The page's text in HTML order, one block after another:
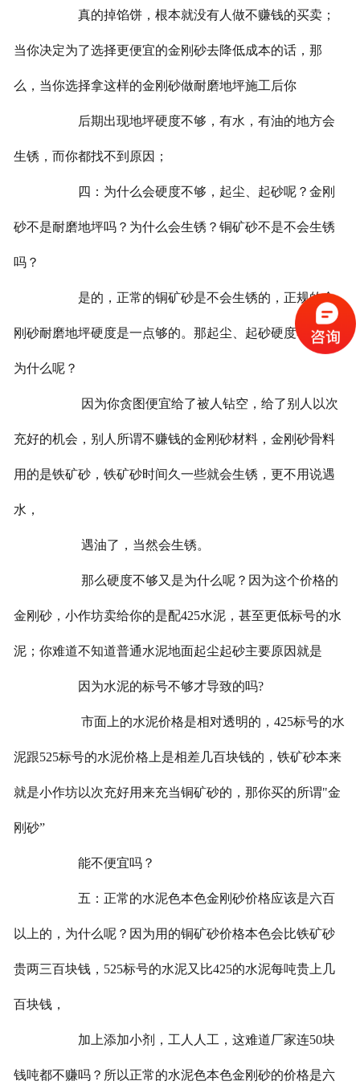
真的掉馅饼，根本就没有人做不赚钱的买卖；
当你决定为了选择更便宜的金刚砂去降低成本的话，那
么，当你选择拿这样的金刚砂做耐磨地坪施工后你
后期出现地坪硬度不够，有水，有油的地方会
生锈，而你都找不到原因；
四：为什么会硬度不够，起尘、起砂呢？金刚
砂不是耐磨地坪吗？为什么会生锈？铜矿砂不是不会生锈
吗？
是的，正常的铜矿砂是不会生锈的，正规的金
刚砂耐磨地坪硬度是一点够的。那起尘、起砂硬度不够是
为什么呢？
因为你贪图便宜给了被人钻空，给了别人以次
充好的机会，别人所谓不赚钱的金刚砂材料，金刚砂骨料
用的是铁矿砂，铁矿砂时间久一些就会生锈，更不用说遇
水，
遇油了，当然会生锈。
那么硬度不够又是为什么呢？因为这个价格的
金刚砂，小作坊卖给你的是配425水泥，甚至更低标号的水
泥；你难道不知道普通水泥地面起尘起砂主要原因就是
因为水泥的标号不够才导致的吗?
市面上的水泥价格是相对透明的，425标号的水
泥跟525标号的水泥价格上是相差几百块钱的，铁矿砂本来
就是小作坊以次充好用来充当铜矿砂的，那你买的所谓"金
刚砂”
能不便宜吗？
五：正常的水泥色本色金刚砂价格应该是六百
以上的，为什么呢？因为用的铜矿砂价格本色会比铁矿砂
贵两三百块钱，525标号的水泥又比425的水泥每吨贵上几
百块钱，
加上添加小剂，工人人工，这难道厂家连50块
钱吨都不赚吗？所以正常的水泥色本色金刚砂的价格是六